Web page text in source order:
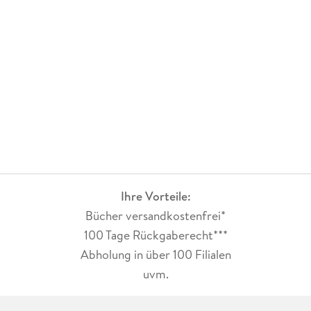
Hintergründe, ihre Unsicherheiten hat, fand ich total
Ich habe beide Seiten nachvollziehen können. Habe gelitten
Ihre Vorteile:
Bücher versandkostenfrei*
100 Tage Rückgaberecht***
Abholung in über 100 Filialen
uvm.